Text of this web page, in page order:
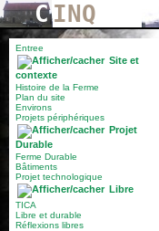
C INQ
Entree
Site et
contexte
Histoire de la Ferme
Plan du site
Environs
Projets périphériques
Projet
Durable
Ferme Durable
Bâtiments
Projet technologique
Libre
TICA
Libre et durable
Réflexions libres